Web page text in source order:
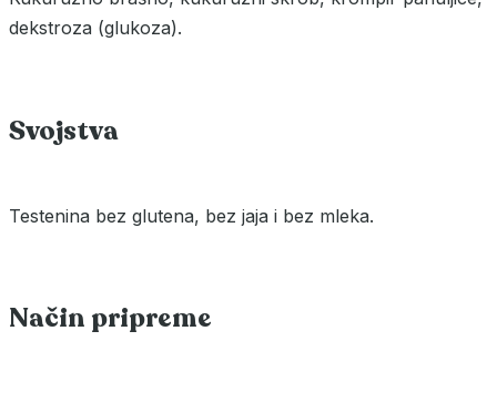
dekstroza (glukoza).
Svojstva
Testenina bez glutena, bez jaja i bez mleka.
Način pripreme